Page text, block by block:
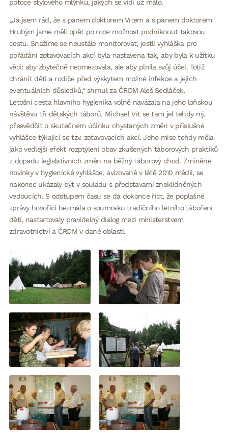
potoce stylového mlýnku, jakých se vidí už málo.
„Já jsem rád, že s panem doktorem Vítem a s panem doktorem
Hrubým jsme měli opět po roce možnost podniknout takovou
cestu. Snažíme se neustále monitorovat, jestli vyhláška pro
pořádání zotavovacích akcí byla nastavena tak, aby byla k užitku
věci: aby zbytečně neomezovala, ale aby plnila svůj účel. Totiž
chránit děti a rodiče před výskytem možné infekce a jejich
eventuálních důsledků,“ shrnul za ČRDM Aleš Sedláček.
Letošní cesta hlavního hygienika volně navázala na jeho loňskou
návštěvu tří dětských táborů. Michael Vít se tam jel tehdy mj.
přesvědčit o skutečném účinku chystaných změn v příslušné
vyhlášce týkající se tzv. zotavovacích akcí. Jeho mise tehdy měla
jako vedlejší efekt rozptýlení obav zkušených táborových praktiků
z dopadu legislativních změn na běžný táborový chod. Zmíněné
novinky v hygienické vyhlášce, avizované v létě 2010 médii, se
nakonec ukázaly být v souladu s představami zneklidněných
vedoucích. S odstupem času se dá dokonce říct, že poplašné
zprávy hovořící bezmála o soumraku tradičního letního táboření
dětí, nastartovaly pravidelný dialog mezi ministerstvem
zdravotnictví a ČRDM v dané oblasti.